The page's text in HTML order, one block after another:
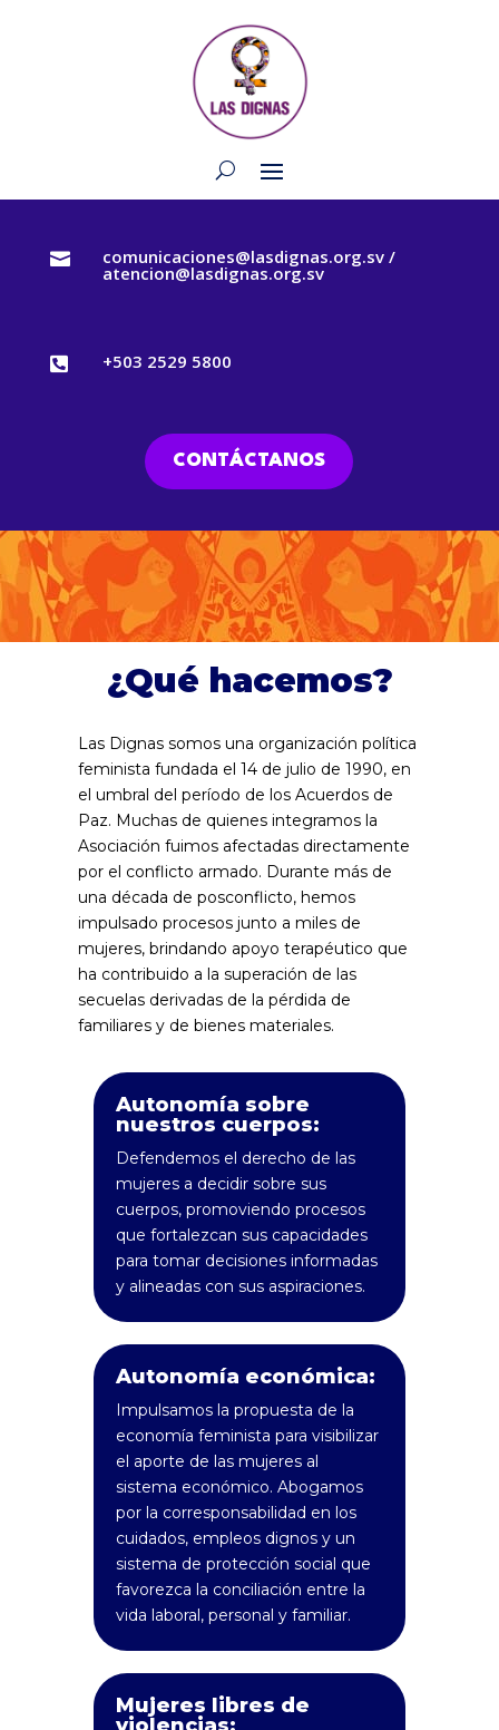
 comunicaciones@lasdignas.org.sv /
atencion@lasdignas.org.sv
 +503 2529 5800
CONTÁCTANOS
¿Qué hacemos?
Las Dignas somos una organización política
feminista fundada el 14 de julio de 1990, en
el umbral del período de los Acuerdos de
Paz. Muchas de quienes integramos la
Asociación fuimos afectadas directamente
por el conflicto armado. Durante más de
una década de posconflicto, hemos
impulsado procesos junto a miles de
mujeres, brindando apoyo terapéutico que
ha contribuido a la superación de las
secuelas derivadas de la pérdida de
familiares y de bienes materiales.
Autonomía sobre
nuestros cuerpos:
Defendemos el derecho de las
mujeres a decidir sobre sus
cuerpos, promoviendo procesos
que fortalezcan sus capacidades
para tomar decisiones informadas
y alineadas con sus aspiraciones.
Autonomía económica:
Impulsamos la propuesta de la
economía feminista para visibilizar
el aporte de las mujeres al
sistema económico. Abogamos
por la corresponsabilidad en los
cuidados, empleos dignos y un
sistema de protección social que
favorezca la conciliación entre la
vida laboral, personal y familiar.
Mujeres libres de